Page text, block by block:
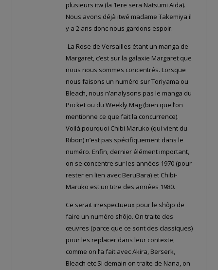
plusieurs itw (la 1ere sera Natsumi Aida).
Nous avons déjà itwé madame Takemiya il
y a 2 ans donc nous gardons espoir.
-La Rose de Versailles étant un manga de
Margaret, c’est sur la galaxie Margaret que
nous nous sommes concentrés. Lorsque
nous faisons un numéro sur Toriyama ou
Bleach, nous n’analysons pas le manga du
Pocket ou du Weekly Mag (bien que l’on
mentionne ce que fait la concurrence).
Voilà pourquoi Chibi Maruko (qui vient du
Ribon) n’est pas spécifiquement dans le
numéro. Enfin, dernier élément important,
on se concentre sur les années 1970 (pour
rester en lien avec BeruBara) et Chibi-
Maruko est un titre des années 1980.
Ce serait irrespectueux pour le shôjo de
faire un numéro shôjo. On traite des
œuvres (parce que ce sont des classiques)
pour les replacer dans leur contexte,
comme on l’a fait avec Akira, Berserk,
Bleach etc Si demain on traite de Nana, on